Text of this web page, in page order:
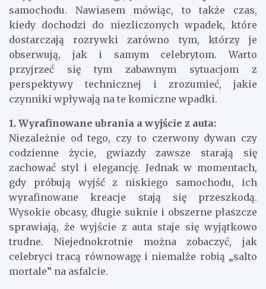
samochodu. Nawiasem mówiąc, to także czas,
kiedy dochodzi do niezliczonych wpadek, które
dostarczają rozrywki zarówno tym, którzy je
obserwują, jak i samym celebrytom. Warto
przyjrzeć się tym zabawnym sytuacjom z
perspektywy technicznej i zrozumieć, jakie
czynniki wpływają na te komiczne wpadki.
1. Wyrafinowane ubrania a wyjście z auta:
Niezależnie od tego, czy to czerwony dywan czy
codzienne życie, gwiazdy zawsze starają się
zachować styl i elegancję. Jednak w momentach,
gdy próbują wyjść z niskiego samochodu, ich
wyrafinowane kreacje stają się przeszkodą.
Wysokie obcasy, długie suknie i obszerne płaszcze
sprawiają, że wyjście z auta staje się wyjątkowo
trudne. Niejednokrotnie można zobaczyć, jak
celebryci tracą równowagę i niemalże robią „salto
mortale” na asfalcie.